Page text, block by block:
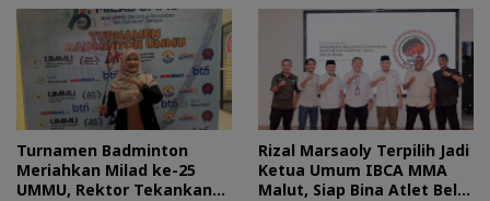
Turnamen Badminton
Meriahkan Milad ke-25
UMMU, Rektor Tekankan
Rizal Marsaoly Terpilih Jadi
Ketua Umum IBCA MMA
Malut, Siap Bina Atlet Bela